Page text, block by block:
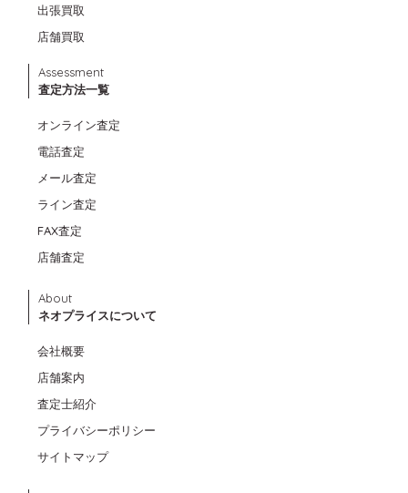
出張買取
店舗買取
Assessment
査定方法一覧
オンライン査定
電話査定
メール査定
ライン査定
FAX査定
店舗査定
About
ネオプライスについて
会社概要
店舗案内
査定士紹介
プライバシーポリシー
サイトマップ